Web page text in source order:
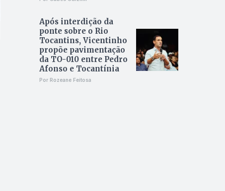
Após interdição da
ponte sobre o Rio
Tocantins, Vicentinho
propõe pavimentação
da TO-010 entre Pedro
Afonso e Tocantínia
Por Rozeane Feitosa